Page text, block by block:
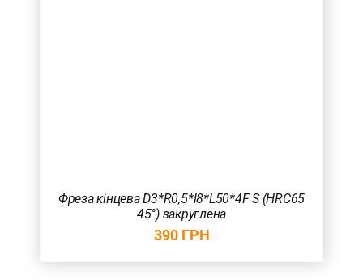
Фреза кінцева D3*R0,5*l8*L50*4F S (HRC65
45°) закруглена
390 ГРН